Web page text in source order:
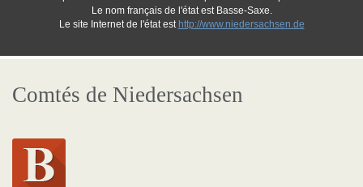
Le nom français de l'état est Basse-Saxe.
Le site Internet de l'état est http://www.niedersachsen.de
Comtés de Niedersachsen